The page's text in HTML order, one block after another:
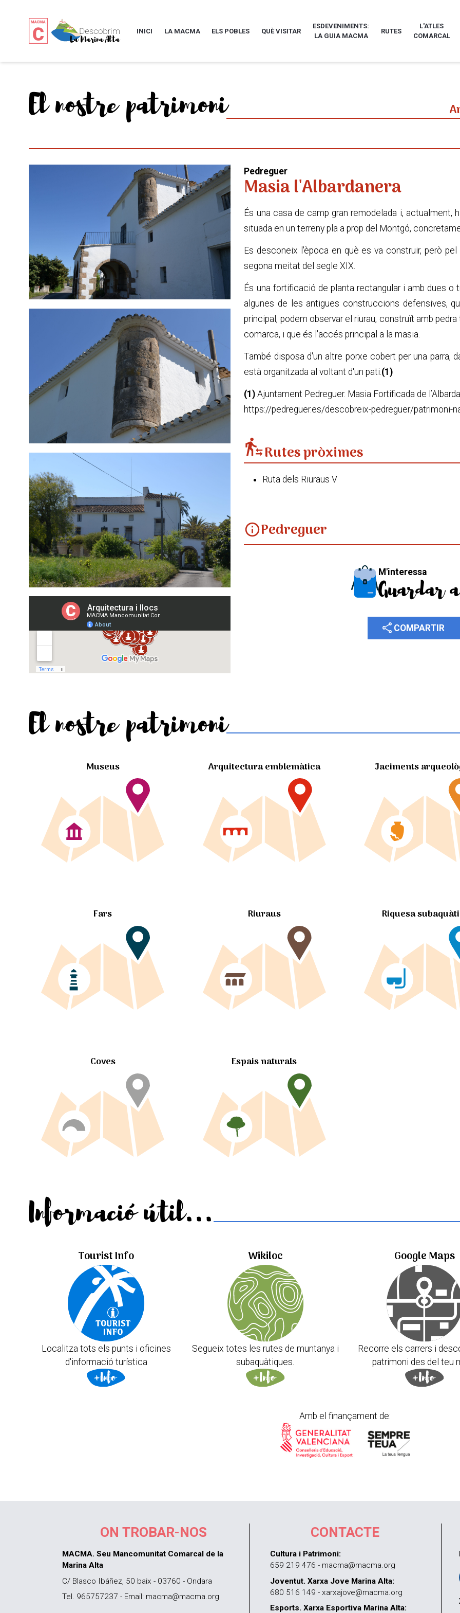
INICI LA MACMA ELS POBLES QUÈ VISITAR
ESDEVENIMENTS:
LA GUIA MACMA
RUTES
L'ATLES
COMARCAL
El nostre patrimoni
Pedreguer
Masia l'Albardanera
És una casa de camp gran remodelada i,
situada en un terreny pla a prop del Montgó,
Es desconeix l'època en què es va construir, però
segona meitat del segle XIX.
És una fortificació de planta rectangular i amb dues
algunes de les antigues construccions defensives,
principal, podem observar el riurau, construït amb
comarca, i que és l'accés principal a la masia.
També disposa d'un altre porxe cobert per una parra,
està organitzada al voltant d'un pati.(1)
(1)Ajuntament Pedreguer. Masia Fortificada de
https://pedreguer.es/descobreix-pedreguer/patrimoni-
transfer_within_a_stationRutes pròximes
Ruta dels Riuraus V
infoPedreguer
M'interessa
Guardar
share COMPARTIR
El nostre patrimoni
Museus Arquitectura emblemàtica Jaciments
Fars Riuraus Riquesa
Coves Espais naturals
Informació útil...
Tourist Info
Localitza tots els punts i oficines
d'informació turística
Wikiloc
Segueix totes les rutes de muntanya i
subaquàtiques.
Google Maps
Recorre els carrers i
patrimoni des del teu
Amb el finançament de:
ON TROBAR-NOS
MACMA. Seu Mancomunitat Comarcal de la
Marina Alta
C/ Blasco Ibáñez, 50 baix - 03760 - Ondara
Tel. 965757237 - Email: macma@macma.org
CONTACTE
Cultura i Patrimoni:
659 219 476 - macma@macma.org
Joventut. Xarxa Jove Marina Alta:
680 516 149 - xarxajove@macma.org
Esports. Xarxa Esportiva Marina Alta: